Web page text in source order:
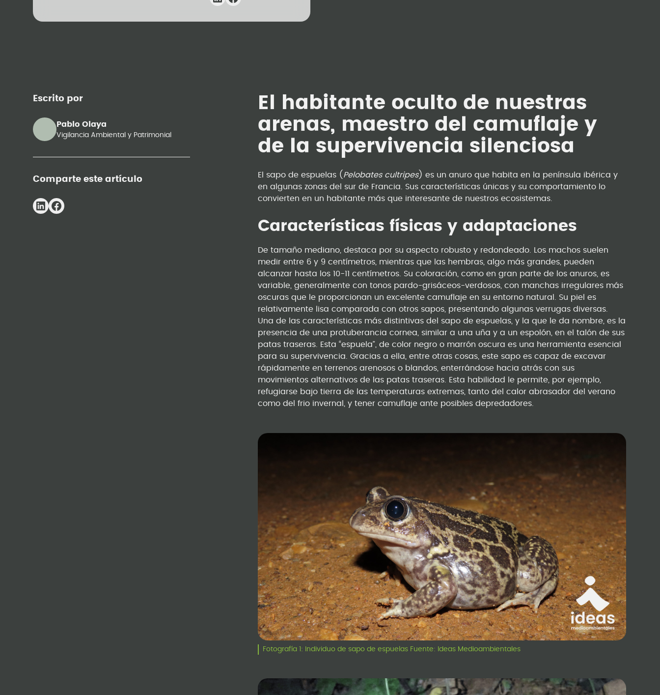
Escrito por
Pablo Olaya
Vigilancia Ambiental y Patrimonial
Comparte este artículo
El habitante oculto de nuestras
arenas, maestro del camuflaje y
de la supervivencia silenciosa
El sapo de espuelas ( Pelobates cultripes) es un anuro que habita en la península ibérica y
en algunas zonas del sur de Francia. Sus características únicas y su comportamiento lo
convierten en un habitante más que interesante de nuestros ecosistemas.
Características físicas y adaptaciones
De tamaño mediano, destaca por su aspecto robusto y redondeado. Los machos suelen
medir entre 6 y 9 centímetros, mientras que las hembras, algo más grandes, pueden
alcanzar hasta los 10-11 centímetros. Su coloración, como en gran parte de los anuros, es
variable, generalmente con tonos pardo-grisáceos-verdosos, con manchas irregulares más
oscuras que le proporcionan un excelente camuflaje en su entorno natural. Su piel es
relativamente lisa comparada con otros sapos, presentando algunas verrugas diversas.
Una de las características más distintivas del sapo de espuelas, y la que le da nombre, es la
presencia de una protuberancia cornea, similar a una uña y a un espolón, en el talón de sus
patas traseras. Esta “espuela”, de color negro o marrón oscura es una herramienta esencial
para su supervivencia. Gracias a ella, entre otras cosas, este sapo es capaz de excavar
rápidamente en terrenos arenosos o blandos, enterrándose hacia atrás con sus
movimientos alternativos de las patas traseras. Esta habilidad le permite, por ejemplo,
refugiarse bajo tierra de las temperaturas extremas, tanto del calor abrasador del verano
como del frio invernal, y tener camuflaje ante posibles depredadores.
Fotografía 1: Individuo de sapo de espuelas Fuente: Ideas Medioambientales